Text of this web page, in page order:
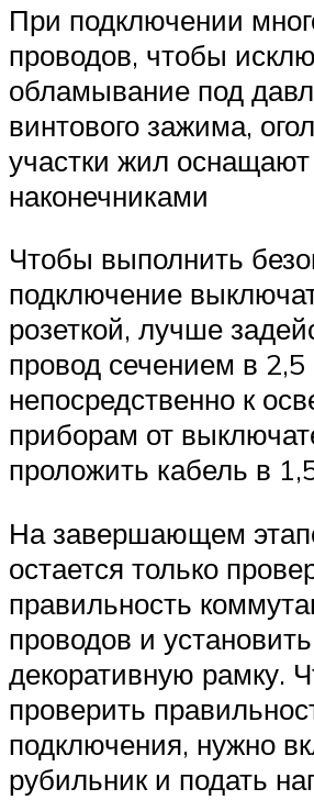
При подключении
проводов, чтобы
обламывание под
винтового зажима,
участки жил
наконечниками
Чтобы выполнить
подключение
розеткой, лучше
провод сечением в
непосредственно к
приборам от
проложить кабель в
На завершающем
остается только
правильность
проводов и установить
декоративную рамку.
проверить
подключения, нужно
рубильник и подать